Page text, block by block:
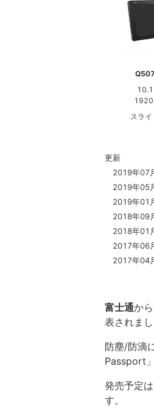
10.1
スラ
更新
2019年07
2019年05
2019年01
2018年09
2018年01
2017年06
2017年04
富士通か
表されま
防塵/防滴
Passport
発売予定
す。